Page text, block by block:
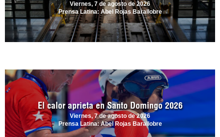
Viernes, 7 de agosto de 2026
Prensa Latina: Abel Rojas Barallobre
El calor aprieta en Santo Domingo 2026
Viernes, 7 de agosto de 2026
Prensa Latina: Abel Rojas Barallobre